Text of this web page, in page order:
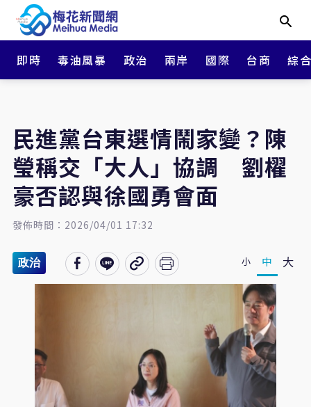
即時 毒油風暴 政治 兩岸 國際 台商 綜
民進黨台東選情鬧家變？陳
瑩稱交「大人」協調 劉櫂
豪否認與徐國勇會面
發佈時間：2026/04/01 17:32
政治 小 中 大